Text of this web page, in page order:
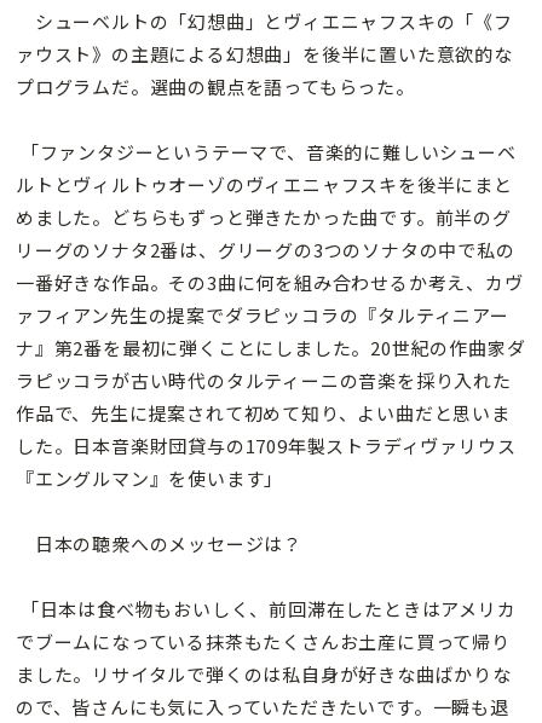
シューベルトの「幻想曲」とヴィエニャフスキの「《フ
ァウスト》の主題による幻想曲」を後半に置いた意欲的な
プログラムだ。選曲の観点を語ってもらった。
「ファンタジーというテーマで、音楽的に難しいシューベ
ルトとヴィルトゥオーゾのヴィエニャフスキを後半にまと
めました。どちらもずっと弾きたかった曲です。前半のグ
リーグのソナタ2番は、グリーグの3つのソナタの中で私の
一番好きな作品。その3曲に何を組み合わせるか考え、カヴ
ァフィアン先生の提案でダラピッコラの『タルティニアー
ナ』第2番を最初に弾くことにしました。20世紀の作曲家ダ
ラピッコラが古い時代のタルティーニの音楽を採り入れた
作品で、先生に提案されて初めて知り、よい曲だと思いま
した。日本音楽財団貸与の1709年製ストラディヴァリウス
『エングルマン』を使います」
日本の聴衆へのメッセージは？
「日本は食べ物もおいしく、前回滞在したときはアメリカ
でブームになっている抹茶もたくさんお土産に買って帰り
ました。リサイタルで弾くのは私自身が好きな曲ばかりな
ので、皆さんにも気に入っていただきたいです。一瞬も退